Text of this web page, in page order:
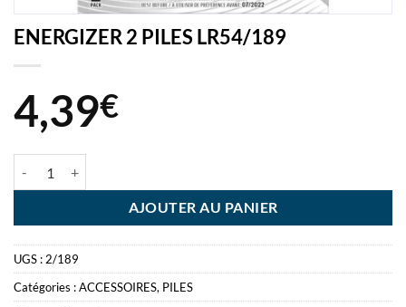
ENERGIZER 2 PILES LR54/189
4,39€
AJOUTER AU PANIER
UGS : 2/189
Catégories :ACCESSOIRES, PILES